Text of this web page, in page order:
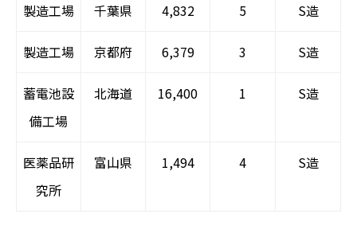
製造工場 千葉県 4,832 5 S造
製造工場 京都府 6,379 3 S造
蓄電池設
備工場
北海道 16,400 1 S造
医薬品研
究所
富山県 1,494 4 S造